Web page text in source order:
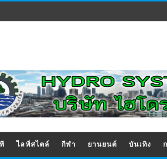
ไลฟ์สไตล์ กีฬา ยานยนต์ บันเทิง